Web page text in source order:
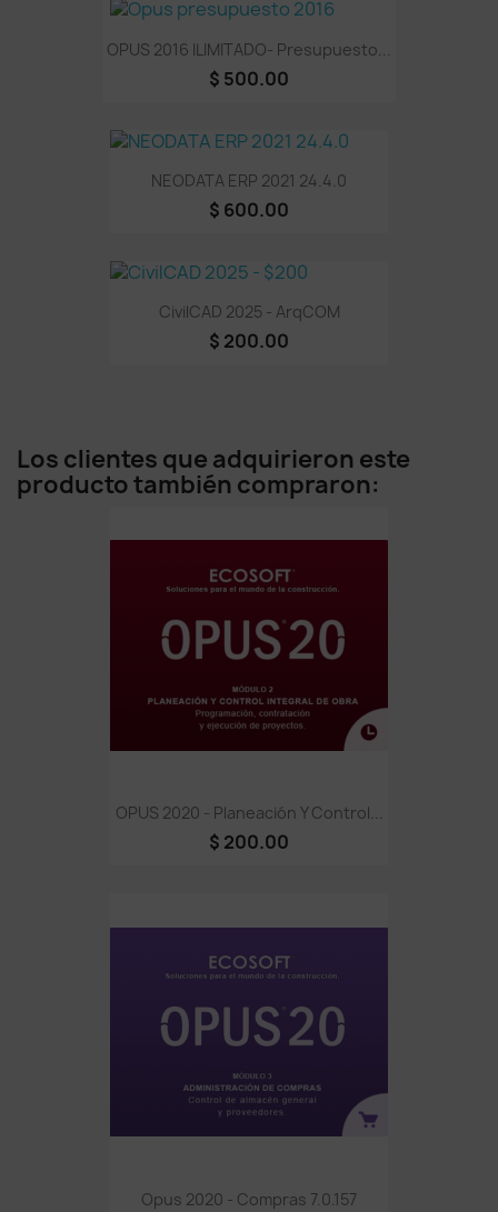
OPUS 2016 ILIMITADO- Presupuesto...
$ 500.00
NEODATA ERP 2021 24.4.0
$ 600.00
CivilCAD 2025 - ArqCOM
$ 200.00
Los clientes que adquirieron este
producto también compraron:
OPUS 2020 - Planeación Y Control...
$ 200.00
Opus 2020 - Compras 7.0.157